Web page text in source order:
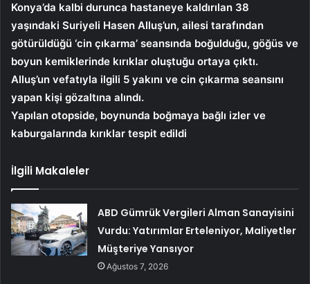
Konya’da kalbi durunca hastaneye kaldırılan 38
yaşındaki Suriyeli Hasen Alluş’un, ailesi tarafından
götürüldüğü ‘cin çıkarma’ seansında boğulduğu, göğüs ve
boyun kemiklerinde kırıklar oluştuğu ortaya çıktı.
Alluş’un vefatıyla ilgili 5 yakını ve cin çıkarma seansını
yapan kişi gözaltına alındı.
Yapılan otopside, boynunda boğmaya bağlı izler ve
kaburgalarında kırıklar tespit edildi
İlgili Makaleler
ABD Gümrük Vergileri Alman Sanayisini
Vurdu: Yatırımlar Erteleniyor, Maliyetler
Müşteriye Yansıyor
Ağustos 7, 2026